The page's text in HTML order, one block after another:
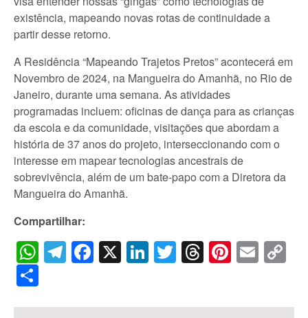
existência, mapeando novas rotas de continuidade a
partir desse retorno.
A Residência “Mapeando Trajetos Pretos” acontecerá em
Novembro de 2024, na Mangueira do Amanhã, no Rio de
Janeiro, durante uma semana. As atividades
programadas incluem: oficinas de dança para as crianças
da escola e da comunidade, visitações que abordam a
história de 37 anos do projeto, interseccionando com o
interesse em mapear tecnologias ancestrais de
sobrevivência, além de um bate-papo com a Diretora da
Mangueira do Amanhã.
Compartilhar:
WhatsApp
Telegram
Facebook
X LinkedIn
Twitter
Threads